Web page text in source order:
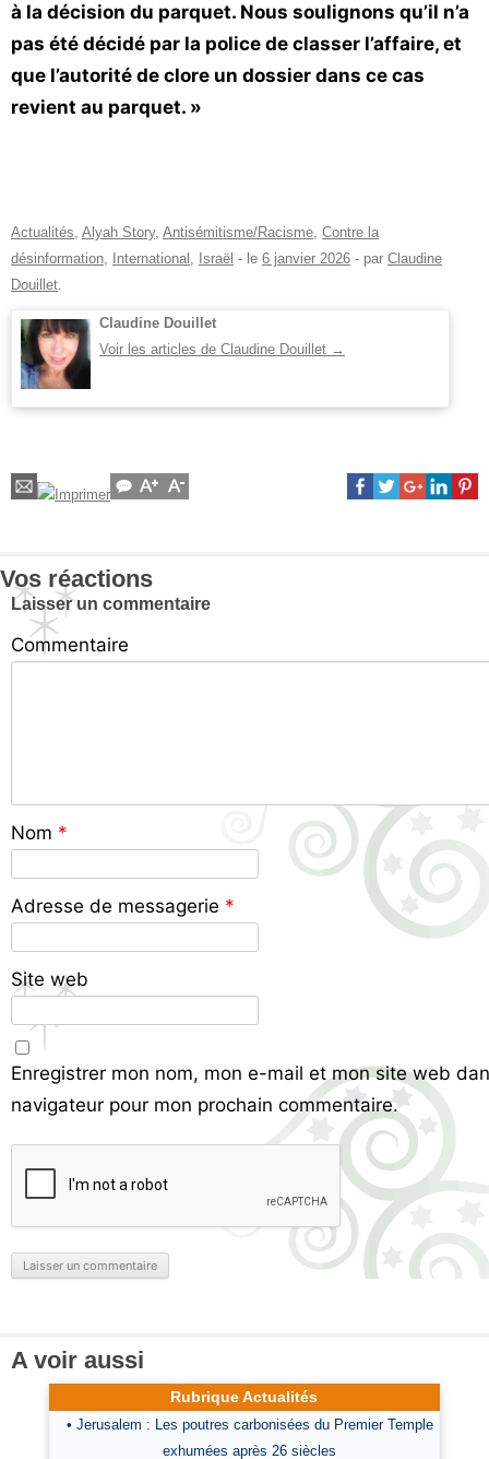
à la décision du parquet. Nous soulignons qu’il n’a
pas été décidé par la police de classer l’affaire, et
que l’autorité de clore un dossier dans ce cas
revient au parquet. »
Actualités, Alyah Story, Antisémitisme/Racisme, Contre la
désinformation, International , Israël - le 6 janvier 2026 - par Claudine
Douillet.
Claudine Douillet
Voir les articles de Claudine Douillet →
Vos réactions
Laisser un commentaire
Commentaire
Nom *
Adresse de messagerie *
Site web
Enregistrer mon nom, mon e-mail et mon site web
navigateur pour mon prochain commentaire.
A voir aussi
Rubrique Actualités
• Jerusalem : Les poutres carbonisées du Premier Temple
exhumées après 26 siècles